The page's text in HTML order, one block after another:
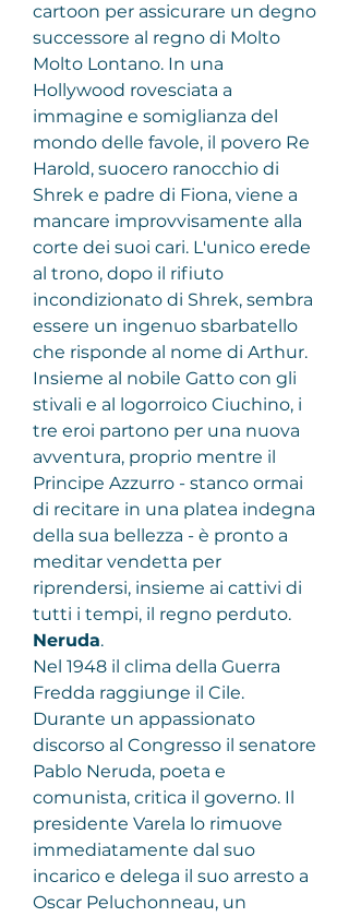
cartoon per assicurare un degno
successore al regno di Molto
Molto Lontano. In una
Hollywood rovesciata a
immagine e somiglianza del
mondo delle favole, il povero Re
Harold, suocero ranocchio di
Shrek e padre di Fiona, viene a
mancare improvvisamente alla
corte dei suoi cari. L'unico erede
al trono, dopo il rifiuto
incondizionato di Shrek, sembra
essere un ingenuo sbarbatello
che risponde al nome di Arthur.
Insieme al nobile Gatto con gli
stivali e al logorroico Ciuchino, i
tre eroi partono per una nuova
avventura, proprio mentre il
Principe Azzurro - stanco ormai
di recitare in una platea indegna
della sua bellezza - è pronto a
meditar vendetta per
riprendersi, insieme ai cattivi di
tutti i tempi, il regno perduto.
Neruda.
Nel 1948 il clima della Guerra
Fredda raggiunge il Cile.
Durante un appassionato
discorso al Congresso il senatore
Pablo Neruda, poeta e
comunista, critica il governo. Il
presidente Varela lo rimuove
immediatamente dal suo
incarico e delega il suo arresto a
Oscar Peluchonneau, un